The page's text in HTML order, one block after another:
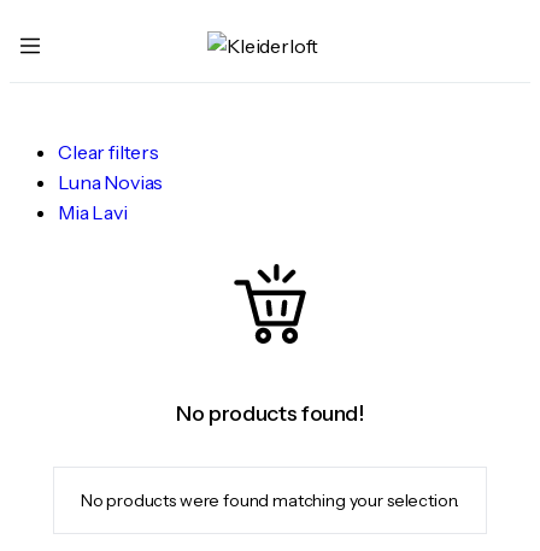
Clear filters
Luna Novias
Mia Lavi
No products found!
No products were found matching your selection.